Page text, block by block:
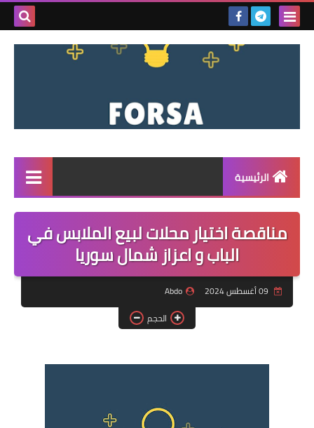
بحث
الرئيسية
القائمة
مناقصات
فرص عمل داخل سوريا
فرص عمل في العراق
دورات تدريبية
مناقصة اختيار محلات لبيع الملابس في
الباب و اعزاز شمال سوريا
Abdo
الحجم